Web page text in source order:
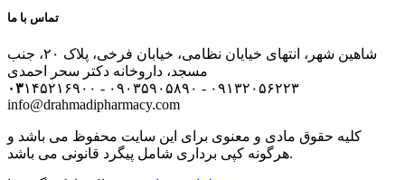
تماس با ما
شاهین شهر، انتهای خیایان نظامی، خیابان فرخی، پلاک ۲۰، جنب
مسجد، داروخانه دکتر سحر احمدی
۰۳۱۴۵۲۱۶۹۰۰ - ۰۹۰۳۵۹۰۵۸۹۰ - ۰۹۱۳۲۰۵۶۲۲۳
info@drahmadipharmacy.com
کلیه حقوق مادی و معنوی برای این سایت محفوظ می باشد و
هرگونه کپی برداری شامل پیگرد قانونی می باشد.